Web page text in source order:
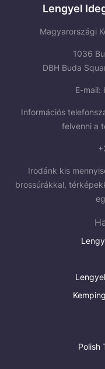
Lengyel
Magyarországi
1036
DBH Buda
E-mail:
Információs
felvenni a
Irodánk kis
brossúrákkal,
Polish